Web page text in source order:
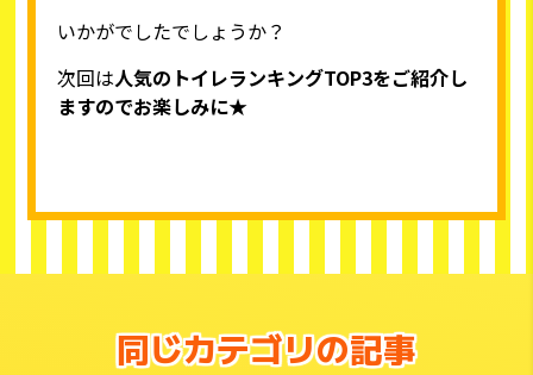
いかがでしたでしょうか？
次回は人気のトイレランキングTOP3をご紹介し
ますのでお楽しみに★
同じカテゴリの記事